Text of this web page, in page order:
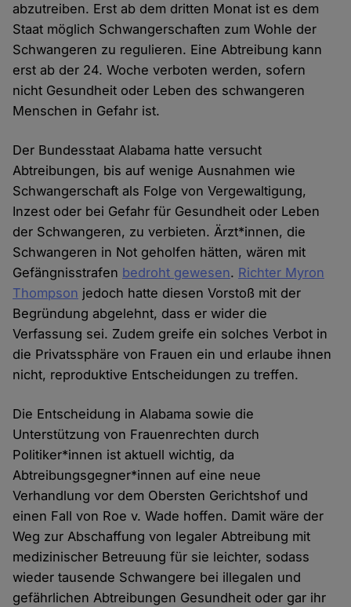
abzutreiben. Erst ab dem dritten Monat ist es dem
Staat möglich Schwangerschaften zum Wohle der
Schwangeren zu regulieren. Eine Abtreibung kann
erst ab der 24. Woche verboten werden, sofern
nicht Gesundheit oder Leben des schwangeren
Menschen in Gefahr ist.
Der Bundesstaat Alabama hatte versucht
Abtreibungen, bis auf wenige Ausnahmen wie
Schwangerschaft als Folge von Vergewaltigung,
Inzest oder bei Gefahr für Gesundheit oder Leben
der Schwangeren, zu verbieten. Ärzt*innen, die
Schwangeren in Not geholfen hätten, wären mit
Gefängnisstrafen bedroht gewesen. Richter Myron
Thompson jedoch hatte diesen Vorstoß mit der
Begründung abgelehnt, dass er wider die
Verfassung sei. Zudem greife ein solches Verbot in
die Privatssphäre von Frauen ein und erlaube ihnen
nicht, reproduktive Entscheidungen zu treffen.
Die Entscheidung in Alabama sowie die
Unterstützung von Frauenrechten durch
Politiker*innen ist aktuell wichtig, da
Abtreibungsgegner*innen auf eine neue
Verhandlung vor dem Obersten Gerichtshof und
einen Fall von Roe v. Wade hoffen. Damit wäre der
Weg zur Abschaffung von legaler Abtreibung mit
medizinischer Betreuung für sie leichter, sodass
wieder tausende Schwangere bei illegalen und
gefährlichen Abtreibungen Gesundheit oder gar ihr